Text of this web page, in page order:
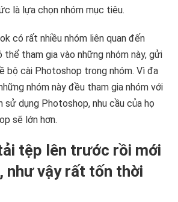
là lựa chọn nhóm mục tiêu.
có rất nhiều nhóm liên quan đến
thể tham gia vào những nhóm này, gửi
bộ cài Photoshop trong nhóm. Vì đa
nhóm này đều tham gia nhóm với
dụng Photoshop, nhu cầu của họ
sẽ lớn hơn.
tệp lên trước rồi mới
như vậy rất tốn thời